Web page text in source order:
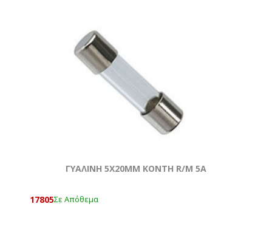
ΓΥΑΛΙΝΗ 5Χ20MM ΚΟΝΤΗ R/M 5Α
17805Σε Απόθεμα